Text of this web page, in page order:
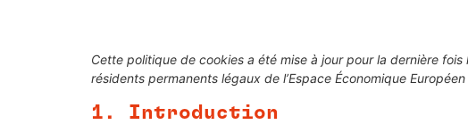
Cette politique de cookies a été mise à jour pour la dernière
résidents permanents légaux de l’Espace Économique
1. Introduction